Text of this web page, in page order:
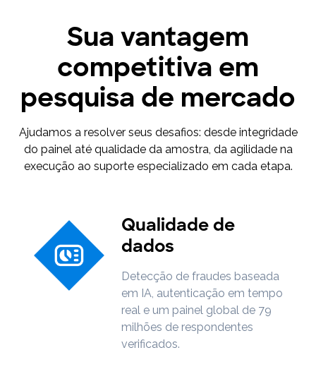
Sua vantagem
competitiva em
pesquisa de mercado
Ajudamos a resolver seus desafios: desde integridade
do painel até qualidade da amostra, da agilidade na
execução ao suporte especializado em cada etapa.
Qualidade de
dados
Detecção de fraudes baseada
em IA, autenticação em tempo
real e um painel global de 79
milhões de respondentes
verificados.